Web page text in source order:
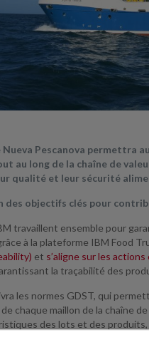
Nueva Pescanova permettra
au long de la chaîne de
qualité et leur sécurité
objectifs clés pour
travaillent ensemble pour
à la plateforme IBM Food
et s’aligne sur les
la traçabilité des
les normes GDST, qui
chaque maillon de la chaîne
des lots et des produits,
de pratiques de pêche et